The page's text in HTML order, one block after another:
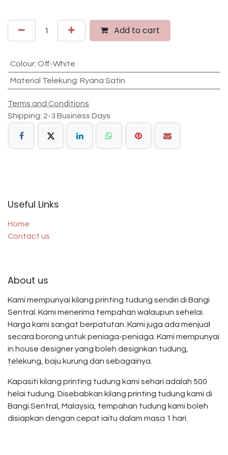
Add to cart
Colour: Off-White
Material Telekung: Ryana Satin
Terms and Conditions
Shipping: 2-3 Business Days
Useful Links
Home
Contact us
About us
Kami mempunyai kilang printing tudung sendiri di Bangi
Sentral. Kami menerima tempahan walaupun sehelai.
Harga kami sangat berpatutan. Kami juga ada menjual
secara borong untuk peniaga-peniaga. Kami mempunyai
in house designer yang boleh designkan tudung,
telekung, baju kurung dan sebagainya.
Kapasiti kilang printing tudung kami sehari adalah 500
helai tudung. Disebabkan kilang printing tudung kami di
Bangi Sentral, Malaysia, tempahan tudung kami boleh
disiapkan dengan cepat iaitu dalam masa 1 hari.